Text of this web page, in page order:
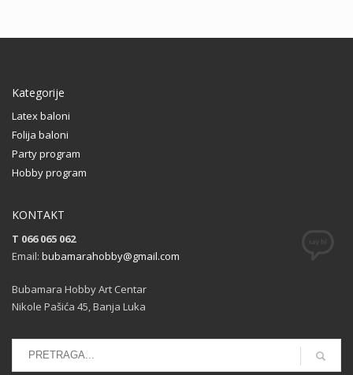
Kategorije
Latex baloni
Folija baloni
Party program
Hobby program
KONTAKT
T 066 065 062
Email: bubamarahobby@gmail.com
Bubamara Hobby Art Centar
Nikole Pašića 45, Banja Luka